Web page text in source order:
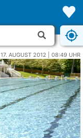
17. AUGUST 2012 | 08:49 UHR